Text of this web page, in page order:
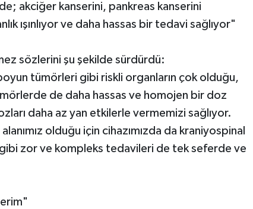
akciğer kanserini, pankreas kanserini
ışınlıyor ve daha hassas bir tedavi sağlıyor"
sözlerini şu şekilde sürdürdü:
tümörleri gibi riskli organların çok olduğu,
de daha hassas ve homojen bir doz
daha az yan etkilerle vermemizi sağlıyor.
olduğu için cihazımızda da kraniyospinal
gibi zor ve kompleks tedavileri de tek seferde ve